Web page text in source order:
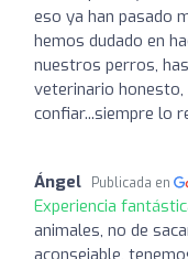
eso ya han pasado
hemos dudado en
nuestros perros,
veterinario honesto,
confiar...siempre lo
Ángel Publicada en
Experiencia
animales, no de
aconsejable,